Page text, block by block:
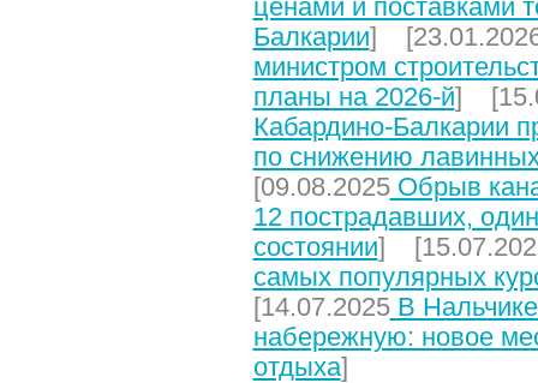
ценами и поставками
Балкарии]
министром
планы на 2026-й]
Кабардино-Балкарии
по снижению
[09.08.2025Обрыв
12 пострадавших,
состоянии]
самых популярных
[14.07.2025В
набережную: новое
отдыха]